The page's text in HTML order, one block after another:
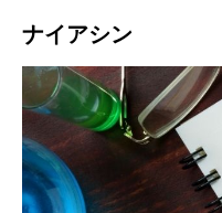
ナイアシン